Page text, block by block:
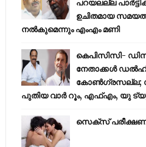
പറയലല്ല
ഉചിതമായ സമയത്ത്
നല്‍കുമെന്നും എംഎം മണി
കെപിസിസി-
നേതാക്കൾ
കോണ്‍ഗ്രസല്ല;
പുതിയ വാര്‍ റൂം, എഫ്‌എം, യു
സെക്സ്